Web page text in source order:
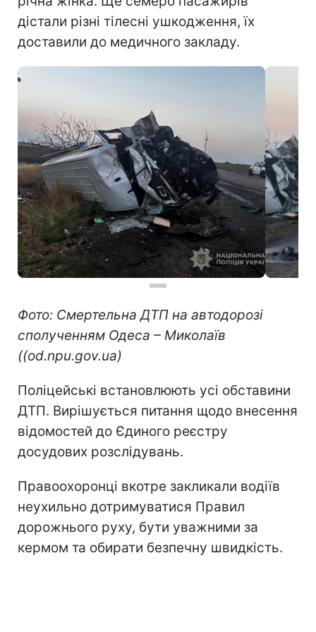
дістали різні тілесні ушкодження, їх
доставили до медичного закладу.
Фото: Смертельна ДТП на автодорозі
сполученням Одеса – Миколаїв
((od.npu.gov.ua)
Поліцейські встановлюють усі обставини
ДТП. Вирішується питання щодо внесення
відомостей до Єдиного реєстру
досудових розслідувань.
Правоохоронці вкотре закликали водіїв
неухильно дотримуватися Правил
дорожнього руху, бути уважними за
кермом та обирати безпечну швидкість.